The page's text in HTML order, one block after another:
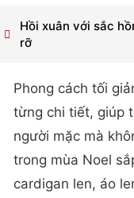
Hồi xuân với sắc
rỡ
Phong cách tối
từng chi tiết, giúp
người mặc mà
trong mùa Noel
cardigan len, áo